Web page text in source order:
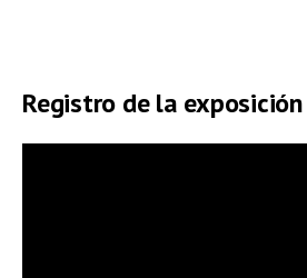
Registro de la exposición